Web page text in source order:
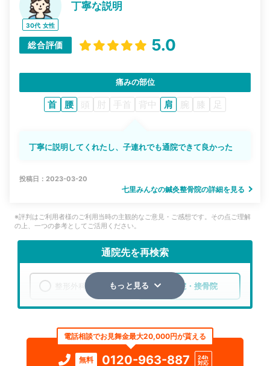
30代 女性
丁寧な説明
総合評価 5.0
痛みの部位
首 腰 頭 肘 手首 背中 肩 腕 膝 足
丁寧に説明してくれたし、子連れでも通院できて良かった
投稿日：2023-03-20
七里みんなの鍼灸整骨院の詳細を見る
※評判はご利用者様のご利用当時の主観的なご意見・ご感想です。その点ご理解
の上、一つの参考としてご活用ください。
通院先を再検索
整形外科 整骨院・接骨院
検索する
もっと見る
電話相談でお見舞金最大20,000円が貰える
無料 0120-963-887
24h
対応